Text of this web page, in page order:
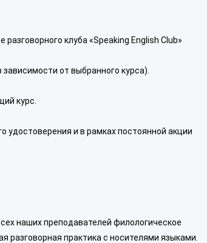
клуба «Speaking English Club»
от выбранного курса).
курс.
удостоверения и в рамках постоянной акции
наших преподавателей филологическое
разговорная практика с носителями языками.